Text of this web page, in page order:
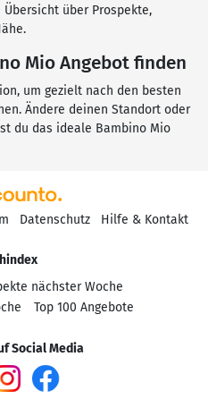
über Prospekte,
Mio Angebot finden
um gezielt nach den besten
Ändere deinen Standort oder
du das ideale Bambino Mio
Datenschutz Hilfe & Kontakt
nächster Woche
Top 100 Angebote
Social Media